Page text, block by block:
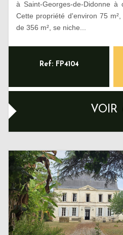
à Saint-Georges-de-Didonne à
Cette propriété d'environ 75
de 356 m², se niche...
Ref: FP4104
VOIR